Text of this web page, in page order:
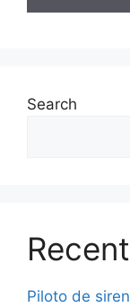
Search
Piloto de